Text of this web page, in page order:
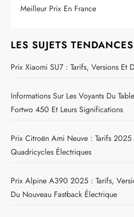
Meilleur Prix En France
LES SUJETS TENDANCES
Prix Xiaomi SU7 : Tarifs, Versions Et
Informations Sur Les Voyants Du
Fortwo 450 Et Leurs Significations
Prix Citroën Ami Neuve : Tarifs
Quadricycles Électriques
Prix Alpine A390 2025 : Tarifs,
Du Nouveau Fastback Électrique